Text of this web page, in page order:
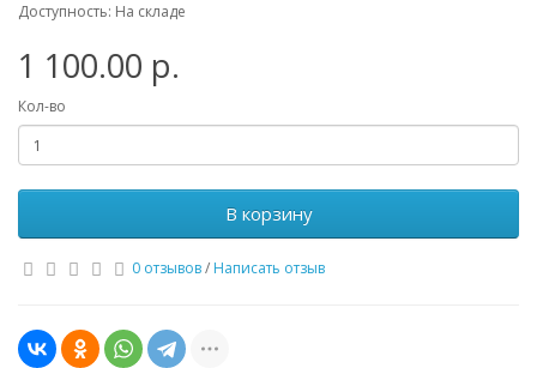
Доступность: На складе
1 100.00 р.
Кол-во
В корзину
0 отзывов/ Написать отзыв